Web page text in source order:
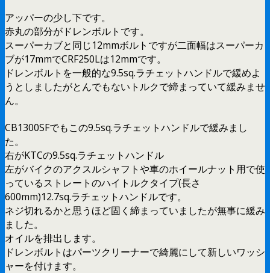
アッパーの少し下です。
赤丸の部分がドレンボルトです。
スーパーカブと同じ12mmボルトですが二面幅はスーパーカ
ブが17mmでCRF250Lは12mmです。
ドレンボルトを一般的な9.5sq.ラチェットハンドルで緩めよ
うとしましたがとんでもないトルクで締まっていて緩みませ
ん。
CB1300SFでもこの9.5sq.ラチェットハンドルで緩みまし
た。
右がKTCの9.5sq.ラチェットハンドル
左がバイクのアクスルシャフトや車のホイールナット用で使
っているストレートのハイトルクタイプ(長さ
600mm)12.7sq.ラチェットハンドルです。
ネジ切れるかと思うほど固く締まっていましたが無事に緩み
ました。
オイルを排出します。
ドレンボルトはパーツクリーナーで綺麗にして新しいワッシ
ャーを付けます。